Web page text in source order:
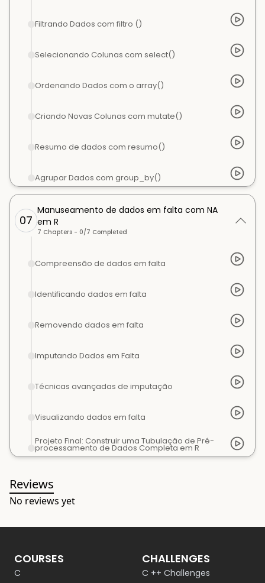
Filtrando Dados com filtro ()
Selecionando Colunas com select()
Ordenando Dados com o array()
Criando Novas Colunas com mutate()
Resumo de dados com resumo()
Agrupar Dados com group_by()
07
Manuseamento de dados em falta com NA
em R
7 Chapters - 0/7 Completed
Compreensão de dados em falta
Identificando dados em falta
Removendo dados em falta
Imputando Dados em Falta
Técnicas avançadas de imputação
Visualizando dados em falta
Projeto Final: Construir uma Tubulação de Pré-
processamento de Dados Completa em R
Reviews
No reviews yet
COURSES
C
CHALLENGES
C ++ Challenges